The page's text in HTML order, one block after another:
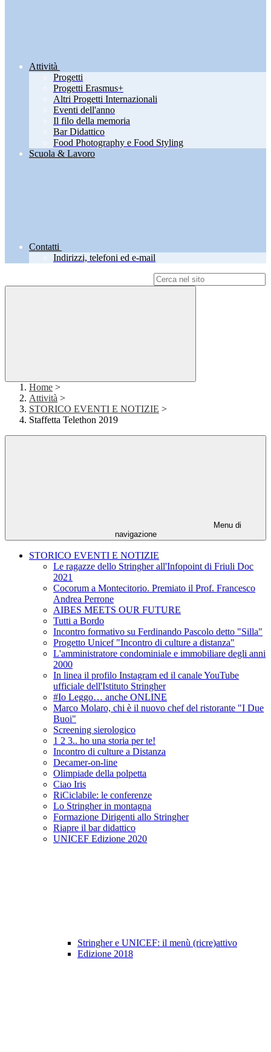
Attività
Progetti
Progetti Erasmus+
Altri Progetti Internazionali
Eventi dell'anno
Il filo della memoria
Bar Didattico
Food Photography e Food Styling
Scuola & Lavoro
Contatti
Indirizzi, telefoni ed e-mail
Home >
Attività >
STORICO EVENTI E NOTIZIE >
Staffetta Telethon 2019
Menu di
navigazione
STORICO EVENTI E NOTIZIE
Le ragazze dello Stringher all'Infopoint di Friuli Doc
2021
Cocorum a Montecitorio. Premiato il Prof. Francesco
Andrea Perrone
AIBES MEETS OUR FUTURE
Tutti a Bordo
Incontro formativo su Ferdinando Pascolo detto "Silla"
Progetto Unicef "Incontro di culture a distanza"
L'amministratore condominiale e immobiliare degli anni
2000
In linea il profilo Instagram ed il canale YouTube
ufficiale dell'Istituto Stringher
#Io Leggo… anche ONLINE
Marco Molaro, chi è il nuovo chef del ristorante "I Due
Buoi"
Screening sierologico
1 2 3.. ho una storia per te!
Incontro di culture a Distanza
Decamer-on-line
Olimpiade della polpetta
Ciao Iris
RiCiclabile: le conferenze
Lo Stringher in montagna
Formazione Dirigenti allo Stringher
Riapre il bar didattico
UNICEF Edizione 2020
Stringher e UNICEF: il menù (ricre)attivo
Edizione 2018